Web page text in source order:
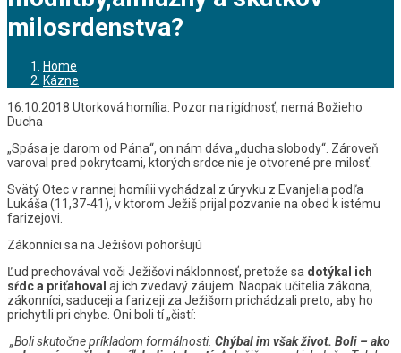
milosrdenstva?
Home
Kázne
16.10.2018 Utorková homília: Pozor na rigídnosť, nemá Božieho
Ducha
„Spása je darom od Pána“, on nám dáva „ducha slobody“. Zároveň
varoval pred pokrytcami, ktorých srdce nie je otvorené pre milosť.
Svätý Otec v rannej homílii vychádzal z úryvku z Evanjelia podľa
Lukáša (11,37-41), v ktorom Ježiš prijal pozvanie na obed k istému
farizejovi.
Zákonníci sa na Ježišovi pohoršujú
Ľud prechovával voči Ježišovi náklonnosť, pretože sa dotýkal ich
sŕdc a priťahoval aj ich zvedavý záujem. Naopak učitelia zákona,
zákonníci, saduceji a farizeji za Ježišom prichádzali preto, aby ho
prichytili pri chybe. Oni boli tí „čistí:
„Boli skutočne príkladom formálnosti. Chýbal im však život. Boli – ako